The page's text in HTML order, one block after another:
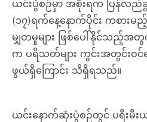
ယင်းပွဲစဉ်မှာ အစိုးရက ပြန်လည်
(၁၇)ရက်နေ့နောက်ပိုင်း ကစားမ
မျှတမှုများ ဖြစ်ပေါ်နိုင်သည့်အ
က ပရိသတ်များ ကွင်းအတွင်းဝင်
ဖွယ်ရှိကြောင်း သိရှိရသည်။
ယင်းနောက်ဆုံးပွဲစဉ်တွင် ပရီးမီ